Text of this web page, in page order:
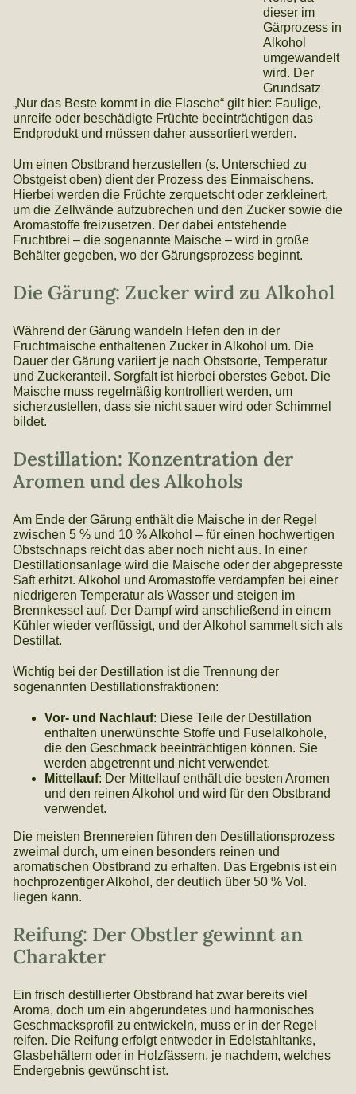
dieser im
Gärprozess in
Alkohol
umgewandelt
wird. Der
Grundsatz
„Nur das Beste kommt in die Flasche“ gilt hier: Faulige,
unreife oder beschädigte Früchte beeinträchtigen das
Endprodukt und müssen daher aussortiert werden.
Um einen Obstbrand herzustellen (s. Unterschied zu
Obstgeist oben) dient der Prozess des Einmaischens.
Hierbei werden die Früchte zerquetscht oder zerkleinert,
um die Zellwände aufzubrechen und den Zucker sowie die
Aromastoffe freizusetzen. Der dabei entstehende
Fruchtbrei – die sogenannte Maische – wird in große
Behälter gegeben, wo der Gärungsprozess beginnt.
Die Gärung: Zucker wird zu Alkohol
Während der Gärung wandeln Hefen den in der
Fruchtmaische enthaltenen Zucker in Alkohol um. Die
Dauer der Gärung variiert je nach Obstsorte, Temperatur
und Zuckeranteil. Sorgfalt ist hierbei oberstes Gebot. Die
Maische muss regelmäßig kontrolliert werden, um
sicherzustellen, dass sie nicht sauer wird oder Schimmel
bildet.
Destillation: Konzentration der
Aromen und des Alkohols
Am Ende der Gärung enthält die Maische in der Regel
zwischen 5 % und 10 % Alkohol – für einen hochwertigen
Obstschnaps reicht das aber noch nicht aus. In einer
Destillationsanlage wird die Maische oder der abgepresste
Saft erhitzt. Alkohol und Aromastoffe verdampfen bei einer
niedrigeren Temperatur als Wasser und steigen im
Brennkessel auf. Der Dampf wird anschließend in einem
Kühler wieder verflüssigt, und der Alkohol sammelt sich als
Destillat.
Wichtig bei der Destillation ist die Trennung der
sogenannten Destillationsfraktionen:
Vor- und Nachlauf: Diese Teile der Destillation
enthalten unerwünschte Stoffe und Fuselalkohole,
die den Geschmack beeinträchtigen können. Sie
werden abgetrennt und nicht verwendet.
Mittellauf: Der Mittellauf enthält die besten Aromen
und den reinen Alkohol und wird für den Obstbrand
verwendet.
Die meisten Brennereien führen den Destillationsprozess
zweimal durch, um einen besonders reinen und
aromatischen Obstbrand zu erhalten. Das Ergebnis ist ein
hochprozentiger Alkohol, der deutlich über 50 % Vol.
liegen kann.
Reifung: Der Obstler gewinnt an
Charakter
Ein frisch destillierter Obstbrand hat zwar bereits viel
Aroma, doch um ein abgerundetes und harmonisches
Geschmacksprofil zu entwickeln, muss er in der Regel
reifen. Die Reifung erfolgt entweder in Edelstahltanks,
Glasbehältern oder in Holzfässern, je nachdem, welches
Endergebnis gewünscht ist.